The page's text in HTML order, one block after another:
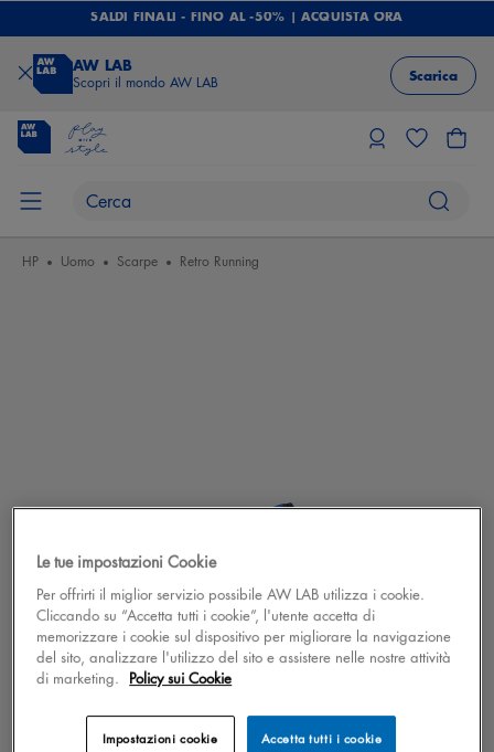
SALDI FINALI - FINO AL -50% | ACQUISTA ORA
AW LAB
Scopri il mondo AW LAB Scarica
HP Uomo Scarpe Retro Running
Le tue impostazioni Cookie
Per offrirti il miglior servizio possibile AW LAB utilizza i cookie.
Cliccando su “Accetta tutti i cookie”, l'utente accetta di
memorizzare i cookie sul dispositivo per migliorare la navigazione
del sito, analizzare l'utilizzo del sito e assistere nelle nostre attività
di marketing. Policy sui Cookie
Accetta tutti i cookie
Impostazioni cookie